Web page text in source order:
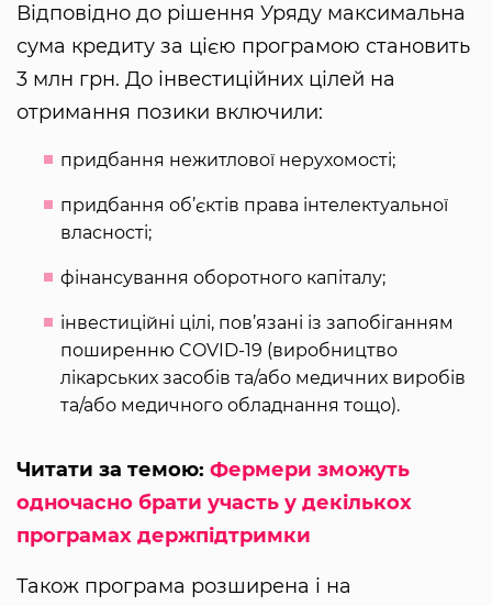
Відповідно до рішення Уряду максимальна
сума кредиту за цією програмою становить
3 млн грн. До інвестиційних цілей на
отримання позики включили:
придбання нежитлової нерухомості;
придбання об’єктів права інтелектуальної
власності;
фінансування оборотного капіталу;
інвестиційні цілі, пов’язані із запобіганням
поширенню COVID-19 (виробництво
лікарських засобів та/або медичних виробів
та/або медичного обладнання тощо).
Читати за темою: Фермери зможуть
одночасно брати участь у декількох
програмах держпідтримки
Також програма розширена і на